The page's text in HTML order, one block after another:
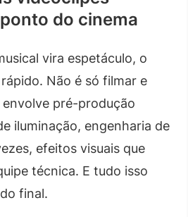
do cinema
vira espetáculo, o
Não é só filmar e
pré-produção
iluminação, engenharia de
efeitos visuais que
técnica. E tudo isso
final.